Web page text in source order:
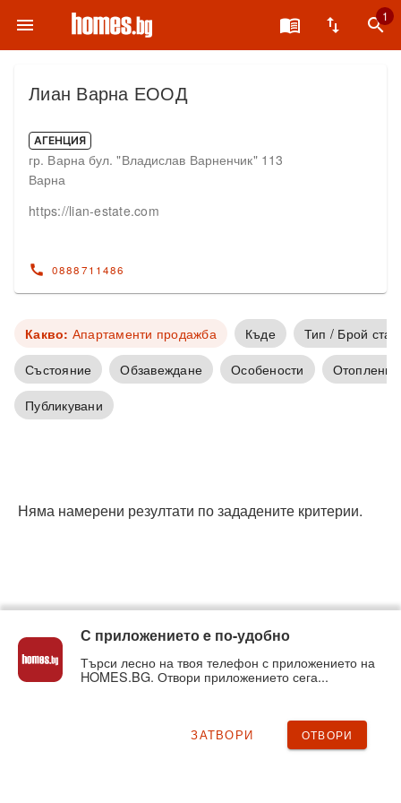
menu menu_book swap_vert search1
Лиан Варна ЕООД
АГЕНЦИЯ
гр. Варна бул. "Владислав Варненчик" 113
Варна
https://lian-estate.com
call 0888711486
Какво: Апартаменти продажба Къде
Тип / Брой стаи
Състояние
Обзавеждане Особености
Отопление
Публикувани
Няма намерени резултати по зададените критерии.
С приложението e по-удобно
Търси лесно на твоя телефон с приложението на
HOMES.BG. Отвори приложението сега...
ЗАТВОРИ ОТВОРИ